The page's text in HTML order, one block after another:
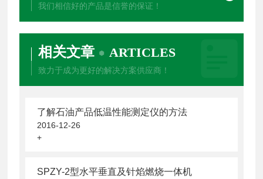
我们相信好的产品是信誉的保证！
相关文章 ARTICLES
致力于成为更好的解决方案供应商！
了解石油产品低温性能测定仪的方法
2016-12-26
+
SPZY-2型水平垂直及针焰燃烧一体机